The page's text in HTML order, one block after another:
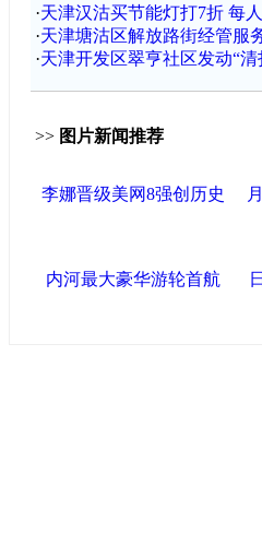
·天津汉沽买节能灯打7折 每
·天津塘沽区解放路街经管服
·天津开发区翠亨社区发动“清
>> 图片新闻推荐
李娜晋级美网8强创历史
内河最大豪华游轮首航